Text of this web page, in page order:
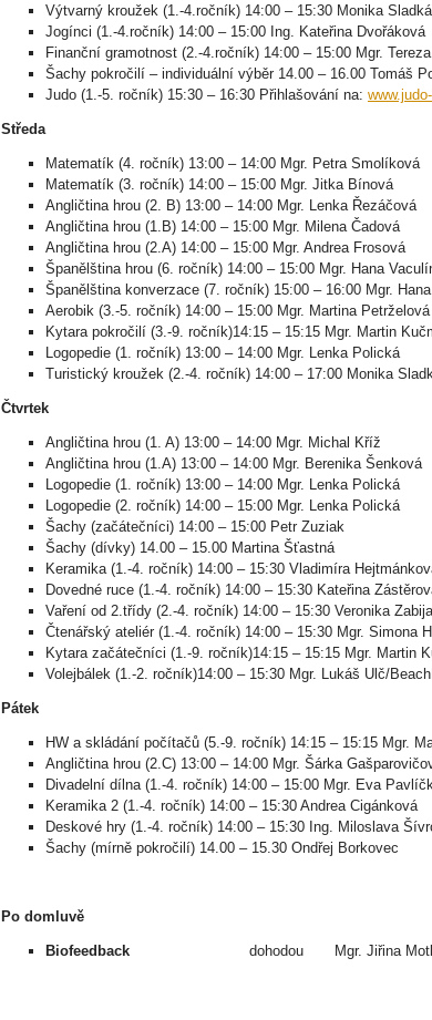
Výtvarný kroužek (1.-4.ročník) 14:00 – 15:30 Monika Sladká
Jogínci (1.-4.ročník) 14:00 – 15:00 Ing. Kateřina Dvořáková
Finanční gramotnost (2.-4.ročník) 14:00 – 15:00 Mgr.
Šachy pokročilí – individuální výběr 14.00 – 16.00 Tomáš
Judo (1.-5. ročník) 15:30 – 16:30 Přihlašování na:
Středa
Matematík (4. ročník) 13:00 – 14:00 Mgr. Petra Smolíková
Matematík (3. ročník) 14:00 – 15:00 Mgr. Jitka Bínová
Angličtina hrou (2. B) 13:00 – 14:00 Mgr. Lenka Řezáčová
Angličtina hrou (1.B) 14:00 – 15:00 Mgr. Milena Čadová
Angličtina hrou (2.A) 14:00 – 15:00 Mgr. Andrea Frosová
Španělština hrou (6. ročník) 14:00 – 15:00 Mgr. Hana
Španělština konverzace (7. ročník) 15:00 – 16:00 Mgr.
Aerobik (3.-5. ročník) 14:00 – 15:00 Mgr. Martina Petrželová
Kytara pokročilí (3.-9. ročník)14:15 – 15:15 Mgr. Martin
Logopedie (1. ročník) 13:00 – 14:00 Mgr. Lenka Polická
Turistický kroužek (2.-4. ročník) 14:00 – 17:00 Monika
Čtvrtek
Angličtina hrou (1. A) 13:00 – 14:00 Mgr. Michal Kříž
Angličtina hrou (1.A) 13:00 – 14:00 Mgr. Berenika Šenková
Logopedie (1. ročník) 13:00 – 14:00 Mgr. Lenka Polická
Logopedie (2. ročník) 14:00 – 15:00 Mgr. Lenka Polická
Šachy (začátečníci) 14:00 – 15:00 Petr Zuziak
Šachy (dívky) 14.00 – 15.00 Martina Šťastná
Keramika (1.-4. ročník) 14:00 – 15:30 Vladimíra
Dovedné ruce (1.-4. ročník) 14:00 – 15:30 Kateřina
Vaření od 2.třídy (2.-4. ročník) 14:00 – 15:30 Veronika
Čtenářský ateliér (1.-4. ročník) 14:00 – 15:30 Mgr. Simona
Kytara začátečníci (1.-9. ročník)14:15 – 15:15 Mgr. Martin
Volejbálek (1.-2. ročník)14:00 – 15:30 Mgr. Lukáš Ulč/
Pátek
HW a skládání počítačů (5.-9. ročník) 14:15 – 15:15 Mgr.
Angličtina hrou (2.C) 13:00 – 14:00 Mgr. Šárka
Divadelní dílna (1.-4. ročník) 14:00 – 15:00 Mgr. Eva
Keramika 2 (1.-4. ročník) 14:00 – 15:30 Andrea Cigánková
Deskové hry (1.-4. ročník) 14:00 – 15:30 Ing. Miloslava
Šachy (mírně pokročilí) 14.00 – 15.30 Ondřej Borkovec
Po domluvě
Biofeedback dohodou Mgr. Jiřina